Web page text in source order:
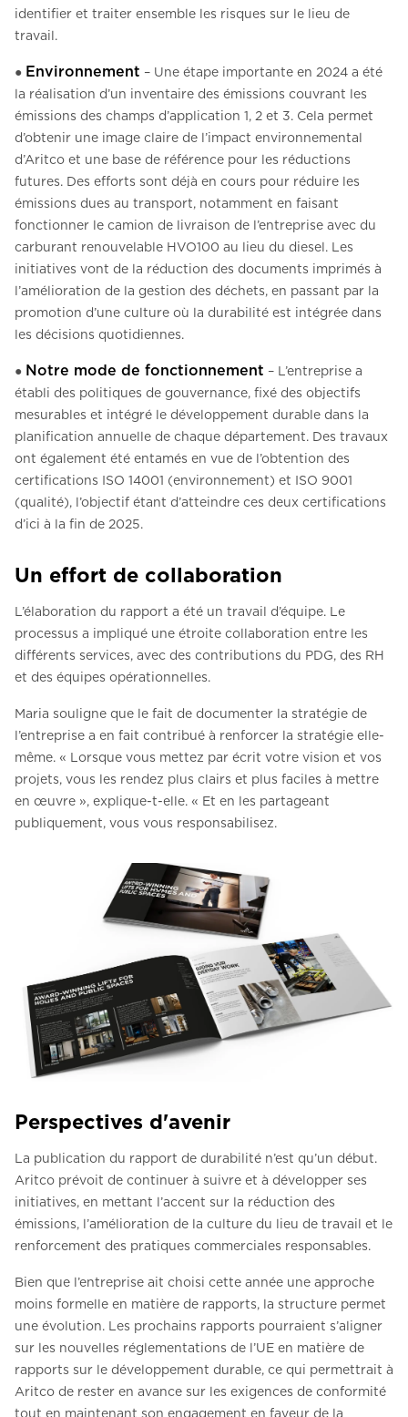
identifier et traiter ensemble les risques sur le lieu de
travail.
● Environnement – Une étape importante en 2024 a été
la réalisation d’un inventaire des émissions couvrant les
émissions des champs d’application 1, 2 et 3. Cela permet
d’obtenir une image claire de l’impact environnemental
d’Aritco et une base de référence pour les réductions
futures. Des efforts sont déjà en cours pour réduire les
émissions dues au transport, notamment en faisant
fonctionner le camion de livraison de l’entreprise avec du
carburant renouvelable HVO100 au lieu du diesel. Les
initiatives vont de la réduction des documents imprimés à
l’amélioration de la gestion des déchets, en passant par la
promotion d’une culture où la durabilité est intégrée dans
les décisions quotidiennes.
● Notre mode de fonctionnement – L’entreprise a
établi des politiques de gouvernance, fixé des objectifs
mesurables et intégré le développement durable dans la
planification annuelle de chaque département. Des travaux
ont également été entamés en vue de l’obtention des
certifications ISO 14001 (environnement) et ISO 9001
(qualité), l’objectif étant d’atteindre ces deux certifications
d’ici à la fin de 2025.
Un effort de collaboration
L’élaboration du rapport a été un travail d’équipe. Le
processus a impliqué une étroite collaboration entre les
différents services, avec des contributions du PDG, des RH
et des équipes opérationnelles.
Maria souligne que le fait de documenter la stratégie de
l’entreprise a en fait contribué à renforcer la stratégie elle-
même. « Lorsque vous mettez par écrit votre vision et vos
projets, vous les rendez plus clairs et plus faciles à mettre
en œuvre », explique-t-elle. « Et en les partageant
publiquement, vous vous responsabilisez.
Perspectives d'avenir
La publication du rapport de durabilité n’est qu’un début.
Aritco prévoit de continuer à suivre et à développer ses
initiatives, en mettant l’accent sur la réduction des
émissions, l’amélioration de la culture du lieu de travail et le
renforcement des pratiques commerciales responsables.
Bien que l’entreprise ait choisi cette année une approche
moins formelle en matière de rapports, la structure permet
une évolution. Les prochains rapports pourraient s’aligner
sur les nouvelles réglementations de l’UE en matière de
rapports sur le développement durable, ce qui permettrait à
Aritco de rester en avance sur les exigences de conformité
tout en maintenant son engagement en faveur de la